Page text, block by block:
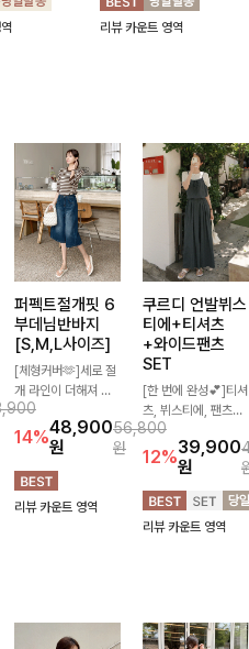
!
리뷰 카운트 영역
퍼펙트절개핏 6
부데님반바지
[S,M,L사이즈]
[체형커버🫶]세로 절
개 라인이 더해져 다
리 라인을 더욱 길고
슬림하게 연출해주는
5부 데님 반바지 🤍
부담 없는 기장과 여
유로운 핏으로 편안하
게 착용되며 다양한
14%48,900
원
56,800
원
리뷰 카운트 영역
쿠르디 언발뷔스
티에+티셔츠
+와이드팬츠
SET
[한 번에 완성💕]티셔
츠, 뷔스티에, 팬츠까
지 한 번에 구성된 실
속 있는 3피스 세트
🖤 따로 또 같이 활용
하기 좋아 코디 걱정
없이 데일리하게 즐기
기 좋아요 ✨
12%39,900
원
리뷰 카운트 영역